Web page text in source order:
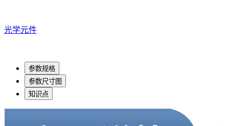
光学元件
参数规格
参数尺寸图
知识点